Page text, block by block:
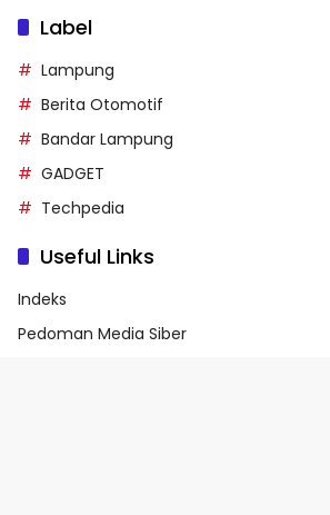
Label
Lampung
Berita Otomotif
Bandar Lampung
GADGET
Techpedia
Useful Links
Indeks
Pedoman Media Siber